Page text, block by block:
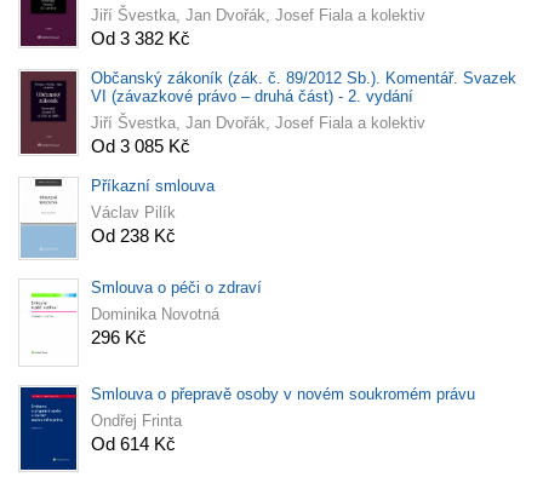
Jiří Švestka, Jan Dvořák, Josef Fiala a kolektiv
Od 3 382 Kč
Občanský zákoník (zák. č. 89/2012 Sb.). Komentář. Svazek
VI (závazkové právo – druhá část) - 2. vydání
Jiří Švestka, Jan Dvořák, Josef Fiala a kolektiv
Od 3 085 Kč
Příkazní smlouva
Václav Pilík
Od 238 Kč
Smlouva o péči o zdraví
Dominika Novotná
296 Kč
Smlouva o přepravě osoby v novém soukromém právu
Ondřej Frinta
Od 614 Kč